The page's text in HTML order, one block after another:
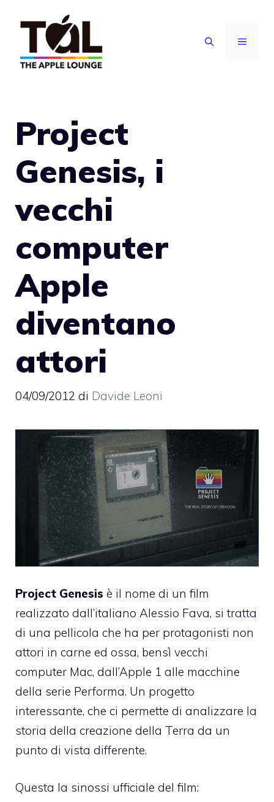
contenuto
MENU
Project
Genesis, i
vecchi
computer
Apple
diventano
attori
04/09/2012 di Davide Leoni
Project Genesis è il nome di un film
realizzato dall’italiano Alessio Fava, si tratta
di una pellicola che ha per protagonisti non
attori in carne ed ossa, bensì vecchi
computer Mac, dall’Apple 1 alle macchine
della serie Performa. Un progetto
interessante, che ci permette di analizzare la
storia della creazione della Terra da un
punto di vista differente.
Questa la sinossi ufficiale del film: